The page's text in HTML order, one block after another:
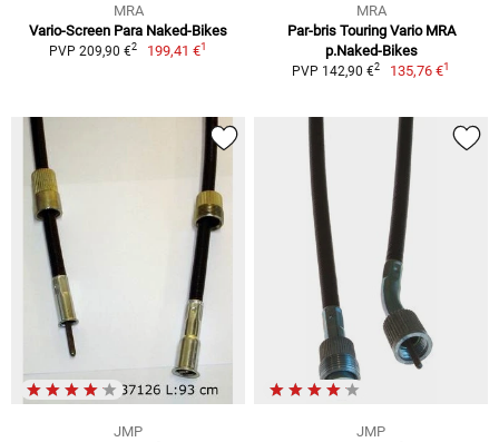
MRA
Vario-Screen Para Naked-Bikes
PVP 209,90 €2 199,41 €1
MRA
Par-bris Touring Vario MRA
p.Naked-Bikes
PVP 142,90 €2 135,76 €1
JMP
JMP